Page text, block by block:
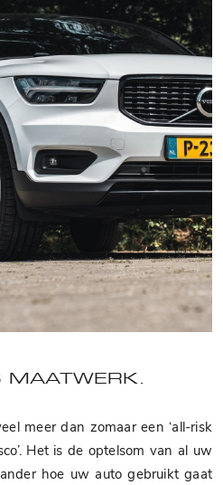
MAATWERK.
meer dan zomaar een ‘all-risk
Het is de optelsom van al uw
hoe uw auto gebruikt gaat